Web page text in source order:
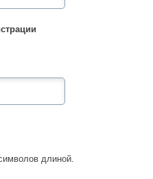
длиной.